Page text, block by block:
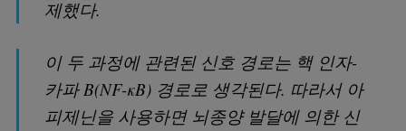
제했다.
이 두 과정에 관련된 신호 경로는 핵 인자-
카파 B(NF-κB) 경로로 생각된다. 따라서 아
피제닌을 사용하면 뇌종양 발달에 의한 신